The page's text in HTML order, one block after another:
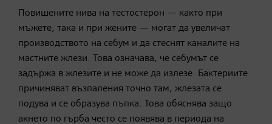
Повишените нива на тестостерон — както при
мъжете, така и при жените — могат да увеличат
производството на себум и да стеснят каналите на
мастните жлези. Това означава, че себумът се
задържа в жлезите и не може да излезе. Бактериите
причиняват възпаления точно там, жлезата се
подува и се образува пъпка. Това обяснява защо
акнето по гърба често се появява в периода на